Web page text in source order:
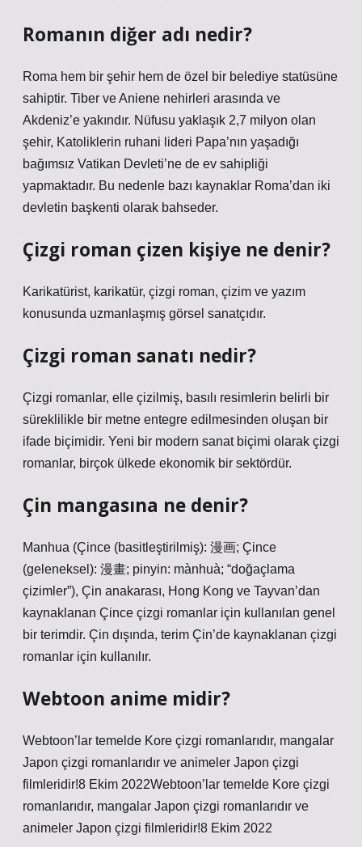
Romanın diğer adı nedir?
Roma hem bir şehir hem de özel bir belediye statüsüne
sahiptir. Tiber ve Aniene nehirleri arasında ve
Akdeniz’e yakındır. Nüfusu yaklaşık 2,7 milyon olan
şehir, Katoliklerin ruhani lideri Papa’nın yaşadığı
bağımsız Vatikan Devleti’ne de ev sahipliği
yapmaktadır. Bu nedenle bazı kaynaklar Roma’dan iki
devletin başkenti olarak bahseder.
Çizgi roman çizen kişiye ne denir?
Karikatürist, karikatür, çizgi roman, çizim ve yazım
konusunda uzmanlaşmış görsel sanatçıdır.
Çizgi roman sanatı nedir?
Çizgi romanlar, elle çizilmiş, basılı resimlerin belirli bir
süreklilikle bir metne entegre edilmesinden oluşan bir
ifade biçimidir. Yeni bir modern sanat biçimi olarak çizgi
romanlar, birçok ülkede ekonomik bir sektördür.
Çin mangasına ne denir?
Manhua (Çince (basitleştirilmiş): 漫画; Çince
(geleneksel): 漫畫; pinyin: mànhuà; “doğaçlama
çizimler”), Çin anakarası, Hong Kong ve Tayvan’dan
kaynaklanan Çince çizgi romanlar için kullanılan genel
bir terimdir. Çin dışında, terim Çin’de kaynaklanan çizgi
romanlar için kullanılır.
Webtoon anime midir?
Webtoon’lar temelde Kore çizgi romanlarıdır, mangalar
Japon çizgi romanlarıdır ve animeler Japon çizgi
filmleridir!8 Ekim 2022Webtoon’lar temelde Kore çizgi
romanlarıdır, mangalar Japon çizgi romanlarıdır ve
animeler Japon çizgi filmleridir!8 Ekim 2022